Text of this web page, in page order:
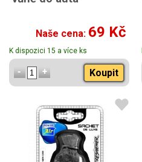
Naše cena: 69 Kč
K dispozici 15 a více ks
Koupit